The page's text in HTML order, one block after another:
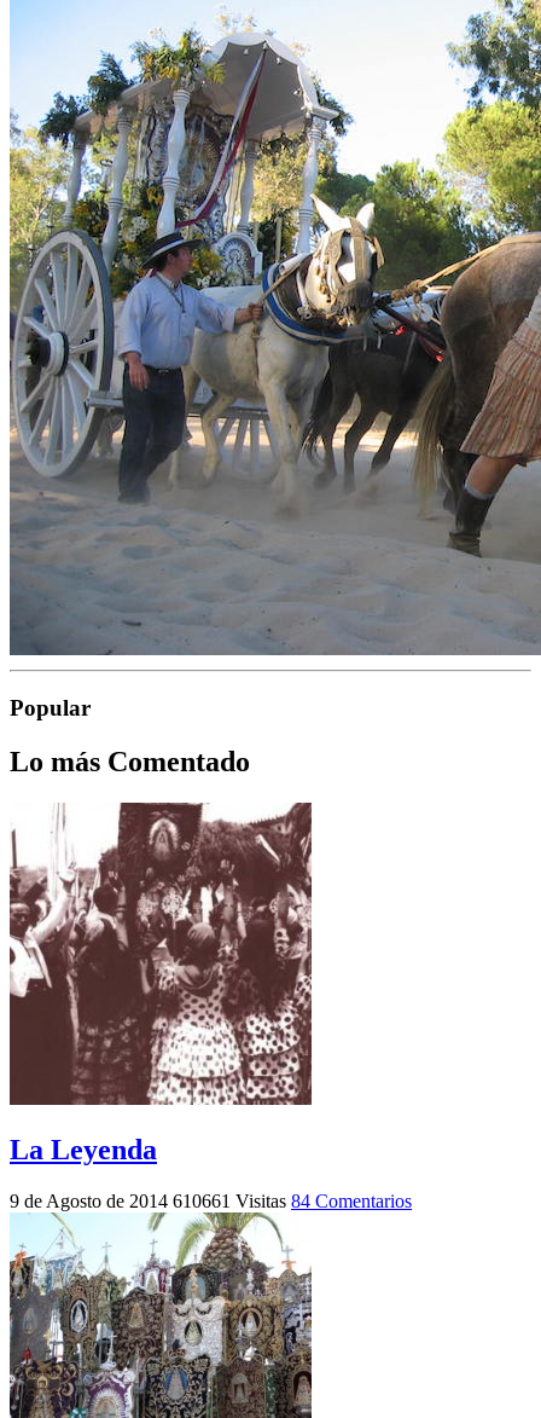
Popular
Lo más Comentado
La Leyenda
9 de Agosto de 2014 610661 Visitas 84 Comentarios